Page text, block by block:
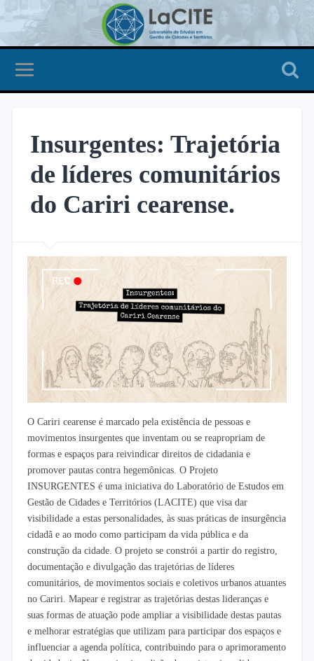
Insurgentes: Trajetória
de líderes comunitários
do Cariri cearense.
O Cariri cearense é marcado pela existência de pessoas e
movimentos insurgentes que inventam ou se reapropriam de
formas e espaços para reivindicar direitos de cidadania e
promover pautas contra hegemônicas. O Projeto
INSURGENTES é uma iniciativa do Laboratório de Estudos em
Gestão de Cidades e Territórios (LACITE) que visa dar
visibilidade a estas personalidades, às suas práticas de insurgência
cidadã e ao modo como participam da vida pública e da
construção da cidade. O projeto se constrói a partir do registro,
documentação e divulgação das trajetórias de líderes
comunitários, de movimentos sociais e coletivos urbanos atuantes
no Cariri. Mapear e registrar as trajetórias destas lideranças e
suas formas de atuação pode ampliar a visibilidade destas pautas
e melhorar estratégias que utilizam para participar dos espaços e
influenciar a agenda política, contribuindo para o aprimoramento